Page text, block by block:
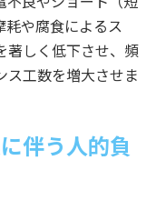
や腐食によるス
著しく低下させ、頻
ス工数を増大させま
伴う人的負